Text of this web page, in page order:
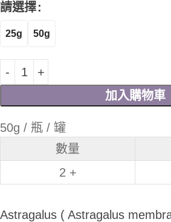
請選擇
25g 50g
加入購物車
50g / 瓶 / 罐
數量
2 +
Astragalus ( Astragalus